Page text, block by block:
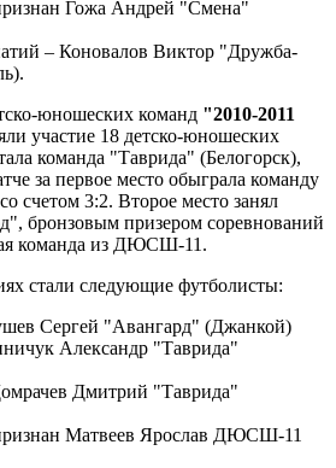
Гожа Андрей "Смена"
– Коновалов Виктор "Дружба-
юношеских команд "2010-2011
участие 18 детско-юношеских
команда "Таврида" (Белогорск),
за первое место обыграла команду
3:2. Второе место занял
бронзовым призером соревнований
команда из ДЮСШ-11.
стали следующие футболисты:
Сергей "Авангард" (Джанкой)
Александр "Таврида"
Дмитрий "Таврида"
Матвеев Ярослав ДЮСШ-11